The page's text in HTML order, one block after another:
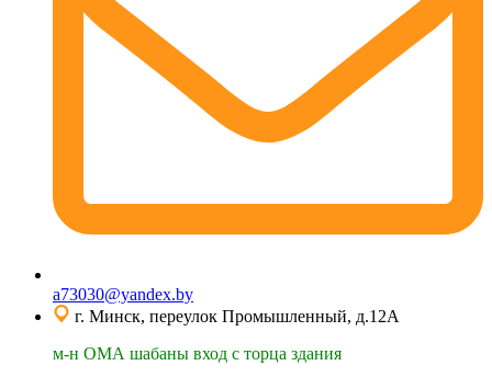
a73030@yandex.by
г. Минск, переулок Промышленный, д.12А
м-н ОМА шабаны вход с торца здания